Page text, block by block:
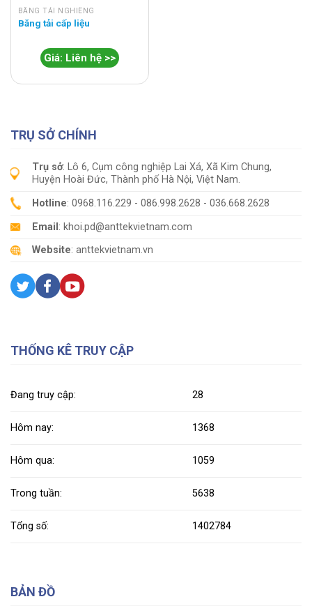
BĂNG TẢI NGHIÊNG
Băng tải cấp liệu
Giá: Liên hệ >>
TRỤ SỞ CHÍNH
Trụ sở: Lô 6, Cụm công nghiệp Lai Xá, Xã Kim Chung,
Huyện Hoài Đức, Thành phố Hà Nội, Việt Nam.
Hotline: 0968.116.229 - 086.998.2628 - 036.668.2628
Email : khoi.pd@anttekvietnam.com
Website: anttekvietnam.vn
THỐNG KÊ TRUY CẬP
Đang truy cập: 28
Hôm nay: 1368
Hôm qua: 1059
Trong tuần: 5638
Tổng số: 1402784
BẢN ĐỒ